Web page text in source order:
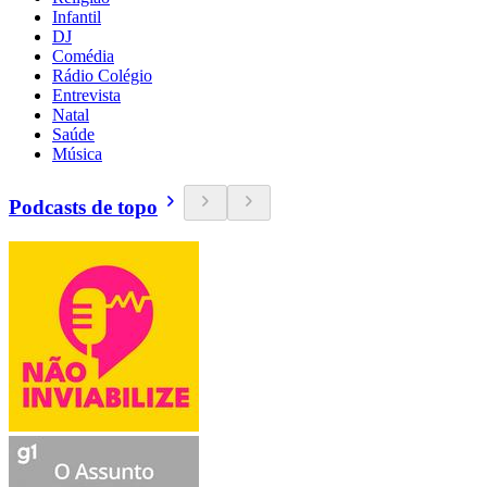
Infantil
DJ
Comédia
Rádio Colégio
Entrevista
Natal
Saúde
Música
Podcasts de topo